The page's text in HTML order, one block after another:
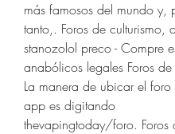
más famosos del mundo y,
tanto,. Foros de culturismo,
stanozolol preco - Compre
anabólicos legales Foros de
La manera de ubicar el foro
app es digitando
thevapingtoday/foro. Foros